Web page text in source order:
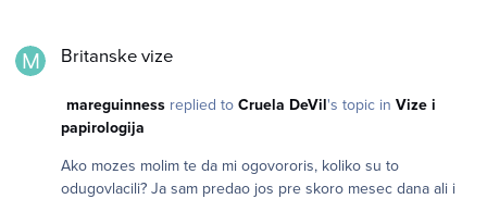
Britanske vize
mareguinnessreplied to Cruela DeVil's topic in Vize i
papirologija
Ako mozes molim te da mi ogovororis, koliko su to
odugovlacili? Ja sam predao jos pre skoro mesec dana ali i